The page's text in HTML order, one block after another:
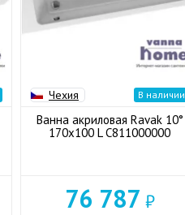
Чехия В наличии
Ванна акриловая Ravak 10°
170x100 L C811000000
76 787 ₽